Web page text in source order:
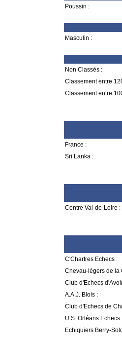
Poussin :
Masculin :
Non Classés :
Classement entre
Classement entre
France :
Sri Lanka :
Centre Val-de-Loire :
C'Chartres Echecs :
Chevau-légers de la
Club d'Echecs
A.A.J. Blois :
Club d'Echecs de
U.S. Orléans.Echecs
Echiquiers Berry-